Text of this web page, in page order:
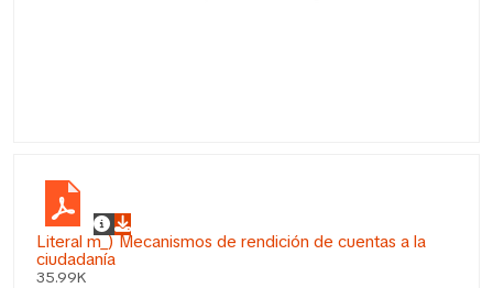
Literal m_) Mecanismos de rendición de cuentas a la
ciudadanía
35.99K